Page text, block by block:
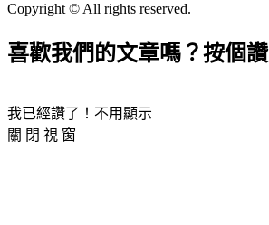
Copyright © All rights reserved.
喜歡我們的文章嗎？按個讚
我已經讚了！不用顯示
關 閉 視 窗